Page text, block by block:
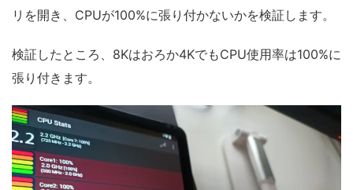
リを開き、CPUが100%に張り付かないかを検証します。
検証したところ、8Kはおろか4KでもCPU使用率は100%に
張り付きます。